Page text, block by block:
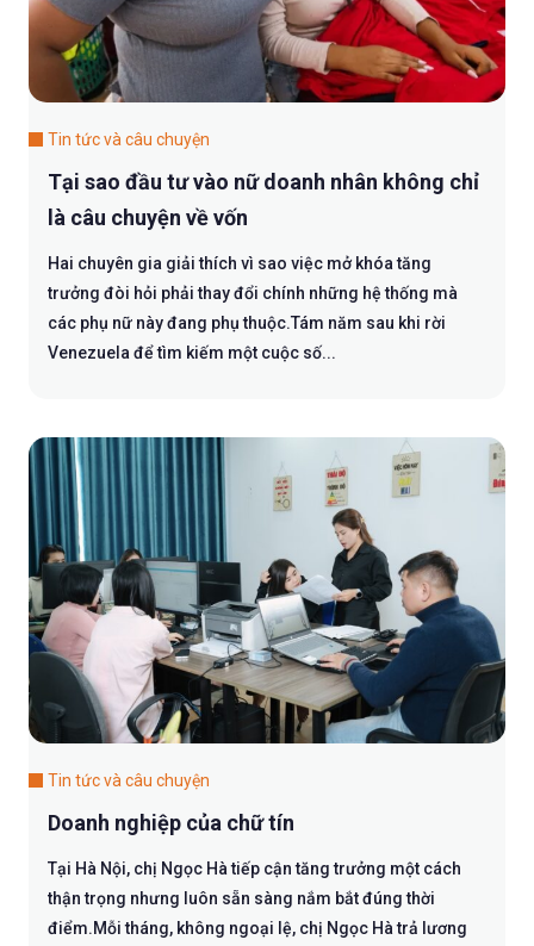
Tin tức và câu chuyện
Tại sao đầu tư vào nữ doanh nhân không chỉ
là câu chuyện về vốn
Hai chuyên gia giải thích vì sao việc mở khóa tăng
trưởng đòi hỏi phải thay đổi chính những hệ thống mà
các phụ nữ này đang phụ thuộc.Tám năm sau khi rời
Venezuela để tìm kiếm một cuộc số...
Tin tức và câu chuyện
Doanh nghiệp của chữ tín
Tại Hà Nội, chị Ngọc Hà tiếp cận tăng trưởng một cách
thận trọng nhưng luôn sẵn sàng nắm bắt đúng thời
điểm.Mỗi tháng, không ngoại lệ, chị Ngọc Hà trả lương